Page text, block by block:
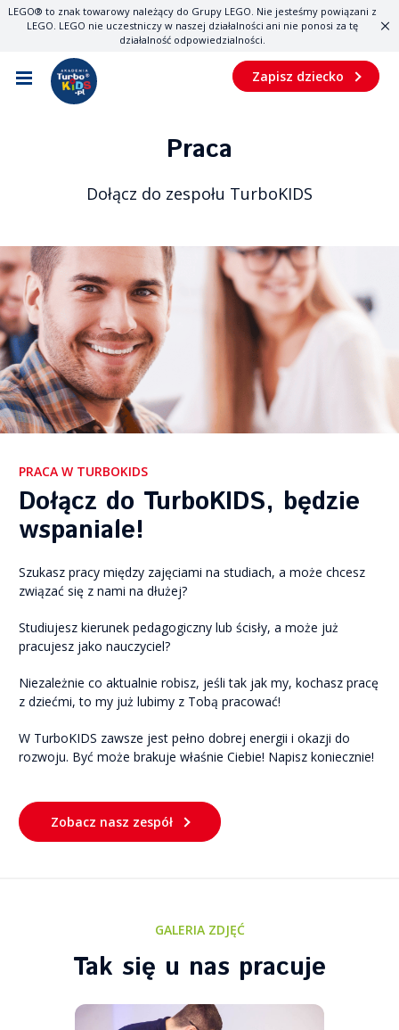
LEGO® to znak towarowy należący do Grupy LEGO. Nie jesteśmy powiązani z
LEGO. LEGO nie uczestniczy w naszej działalności ani nie ponosi za tę
działalność odpowiedzialności.
O nas
Kim jesteśmy
Dla rodziców
Dlaczego warto zapisać dziecko?
Sprawdź numer konta
Zapisz dziecko
Praca
Dołącz do zespołu TurboKIDS
PRACA W TURBOKIDS
Dołącz do TurboKIDS, będzie
wspaniale!
Szukasz pracy między zajęciami na studiach, a może chcesz
związać się z nami na dłużej?
Studiujesz kierunek pedagogiczny lub ścisły, a może już
pracujesz jako nauczyciel?
Niezależnie co aktualnie robisz, jeśli tak jak my, kochasz pracę
z dziećmi, to my już lubimy z Tobą pracować!
W TurboKIDS zawsze jest pełno dobrej energii i okazji do
rozwoju. Być może brakuje właśnie Ciebie! Napisz koniecznie!
Zobacz nasz zespół
GALERIA ZDJĘĆ
Tak się u nas pracuje